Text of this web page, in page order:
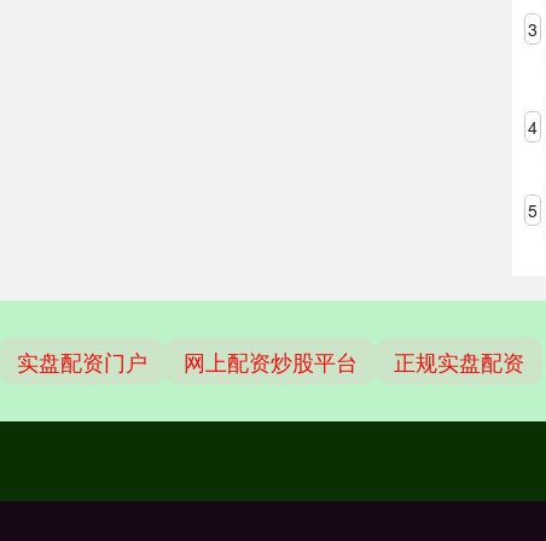
3
4
5
实盘配资门户 网上配资炒股平台 正规实盘配资